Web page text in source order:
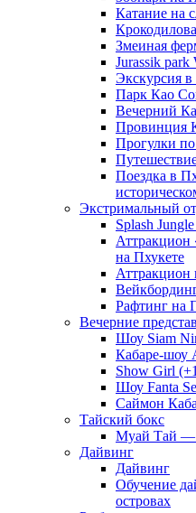
Катание на
Змеиная
Jurassik park
Экскурсия
Парк Као
Вечерний
Провинция
Прогулки
Поездка в
Экстримальный
Splash
Аттракцион
на Пхукете
Аттракцион
Рафтинг на
Вечерние
Шоу Siam
Кабаре-шоу
Show Girl
Шоу Fanta
Саймон
Тайский бокс
Муай Тай —
Дайвинг
Дайвинг
Обучение
островах